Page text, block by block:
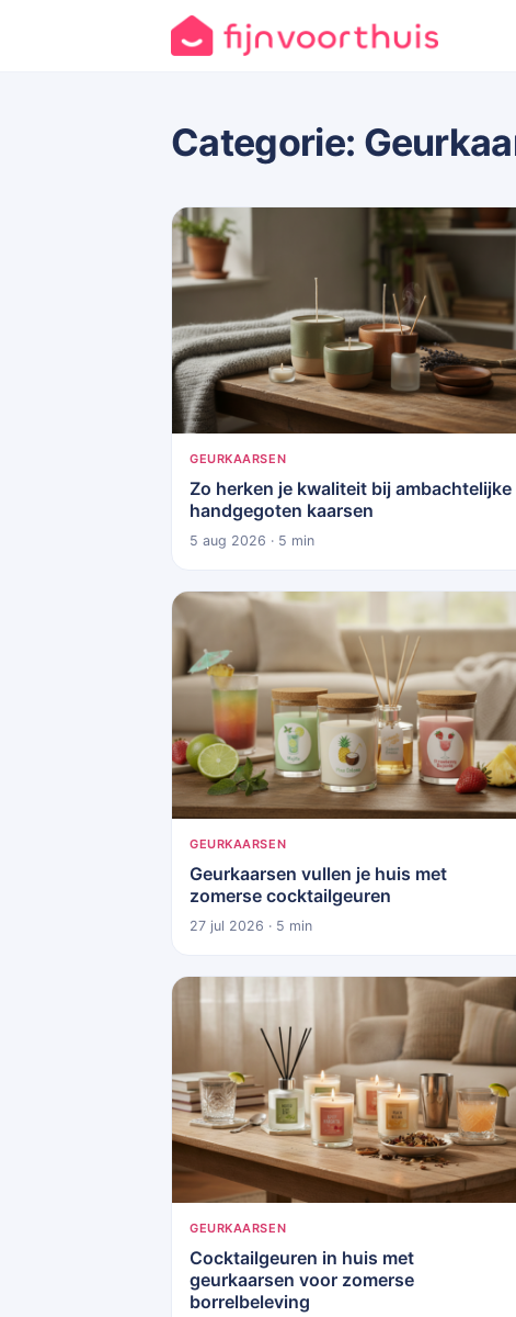
Categorie:
GEURKAARSEN
Zo herken je kwaliteit bij ambachtelijke
handgegoten kaarsen
5 aug 2026 · 5 min
GEURKAARSEN
Geurkaarsen vullen je huis met
zomerse cocktailgeuren
27 jul 2026 · 5 min
GEURKAARSEN
Cocktailgeuren in huis met
geurkaarsen voor zomerse
borrelbeleving